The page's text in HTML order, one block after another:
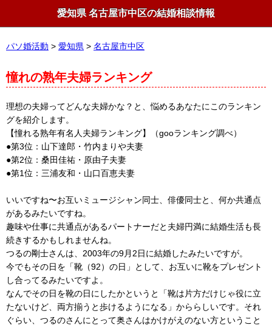
愛知県 名古屋市中区の結婚相談情報
パソ婚活動 > 愛知県 > 名古屋市中区
憧れの熟年夫婦ランキング
理想の夫婦ってどんな夫婦かな？と、悩めるあなたにこのランキン
グを紹介します。
【憧れる熟年有名人夫婦ランキング】（gooランキング調べ）
●第3位：山下達郎・竹内まりや夫妻
●第2位：桑田佳祐・原由子夫妻
●第1位：三浦友和・山口百恵夫妻
いいですね〜お互いミュージシャン同士、俳優同士と、何か共通点
があるみたいですね。
趣味や仕事に共通点があるパートナーだと夫婦円満に結婚生活も長
続きするかもしれませんね。
つるの剛士さんは、2003年の9月2日に結婚したみたいですが。
今でもその日を「靴（92）の日」として、お互いに靴をプレゼント
し合ってるみたいですよ。
なんでその日を靴の日にしたかというと「靴は片方だけじゃ役に立
たないけど、両方揃うと歩けるようになる」かららしいです。それ
ぐらい、つるのさんにとって奥さんはかけがえのない方ということ